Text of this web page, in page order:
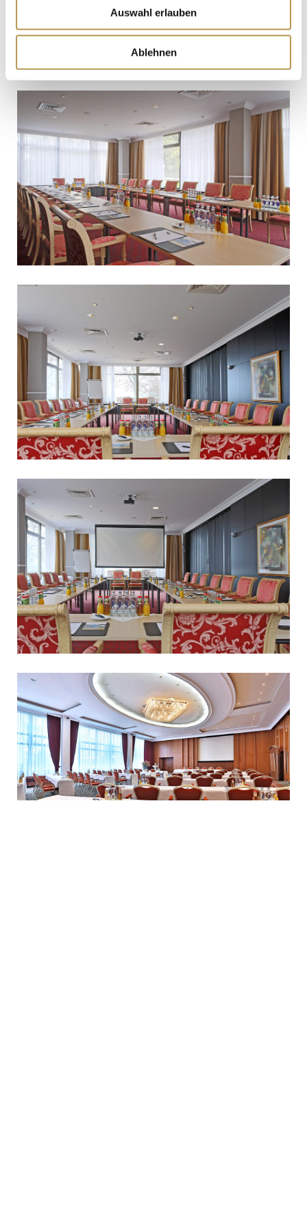
Auswahl erlauben
Ablehnen